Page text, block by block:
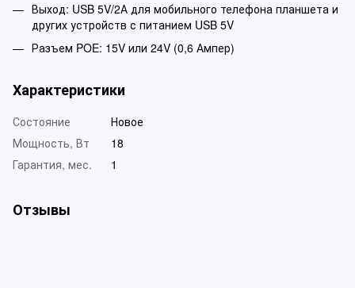
Выход: USB 5V/2А для мобильного телефона планшета и
других устройств с питанием USB 5V
Разъем POE: 15V или 24V (0,6 Ампер)
Характеристики
Состояние
Новое
Мощность, Вт
18
Гарантия, мес.
1
Отзывы